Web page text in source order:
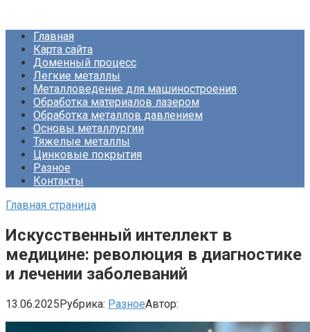
контентуГлавная
Карта сайта
Доменный процесс
Легкие металлы
Металловедение для машиностроения
Обработка материалов лазером
Обработка металлов давлением
Основы металлургии
Тяжелые металлы
Цинковые покрытия
Разное
Контакты
Главная страница
Искусственный интеллект в
медицине: революция в диагностике
и лечении заболеваний
13.06.2025Рубрика: РазноеАвтор: